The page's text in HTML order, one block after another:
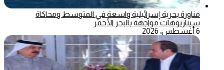
مناورة بحرية إسرائيلية واسعة في المتوسط ومحاكاة
سيناريوهات مواجهة بالبحر الأحمر
6 أغسطس، 2026